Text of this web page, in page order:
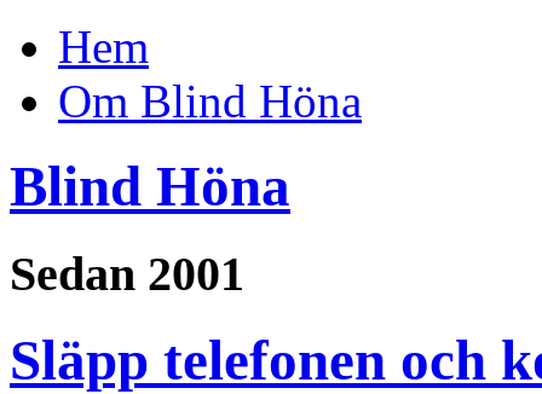
Hem
Om Blind Höna
Blind Höna
Sedan 2001
Släpp telefonen och